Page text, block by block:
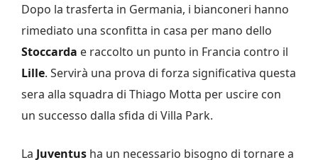
Dopo la trasferta in Germania, i bianconeri hanno
rimediato una sconfitta in casa per mano dello
Stoccarda e raccolto un punto in Francia contro il
Lille. Servirà una prova di forza significativa questa
sera alla squadra di Thiago Motta per uscire con
un successo dalla sfida di Villa Park.
La Juventus ha un necessario bisogno di tornare a